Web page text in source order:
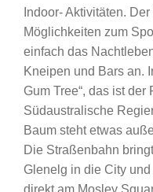
Indoor- Aktivitäten.
Möglichkeiten zum
einfach das
Kneipen und Bars an.
Gum Tree“, das ist
Südaustralische
Baum steht etwas
Die Straßenbahn
Glenelg in die City
direkt am Mosley